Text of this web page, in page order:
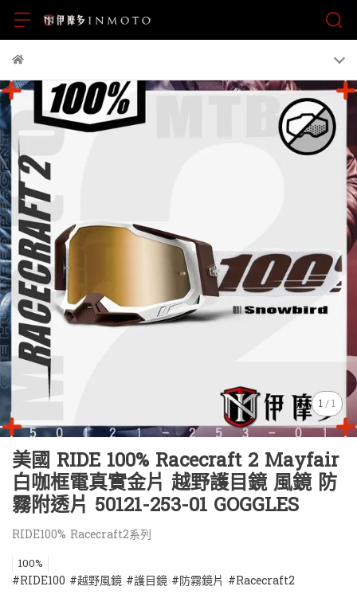
1/1
美國 RIDE 100% Racecraft 2 Mayfair
白咖框電真實金片 越野護目鏡 風鏡 防
霧附透片 50121-253-01 GOGGLES
RIDE100% Racecraft2系列
100%
#RIDE100 #越野風鏡 #護目鏡 #防霧鏡片 #Racecraft2